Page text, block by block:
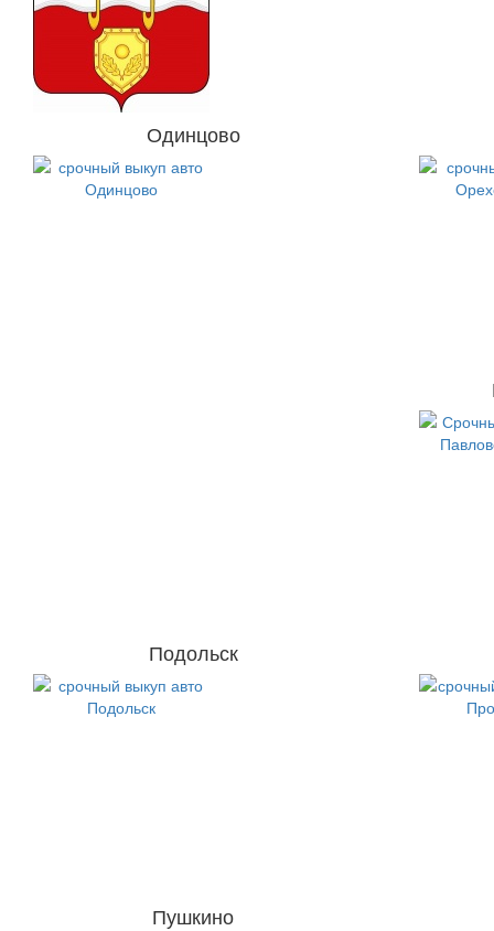
Одинцово
Подольск
Пушкино